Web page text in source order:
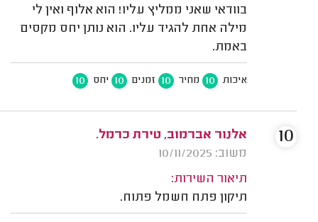
בוודאי שאני ממליץ עליו! הוא אלוף ואין לי
מילה אחת להגיד עליו. הוא נותן יחס מקסים
באמת.
איכות 10 מחיר 10 זמנים 10 יחס 10
אלנור אברמוב, טירת כרמל.
משוב: 10/11/2025
תיאור השירות:
תיקון פתח חשמל פתוח.
10